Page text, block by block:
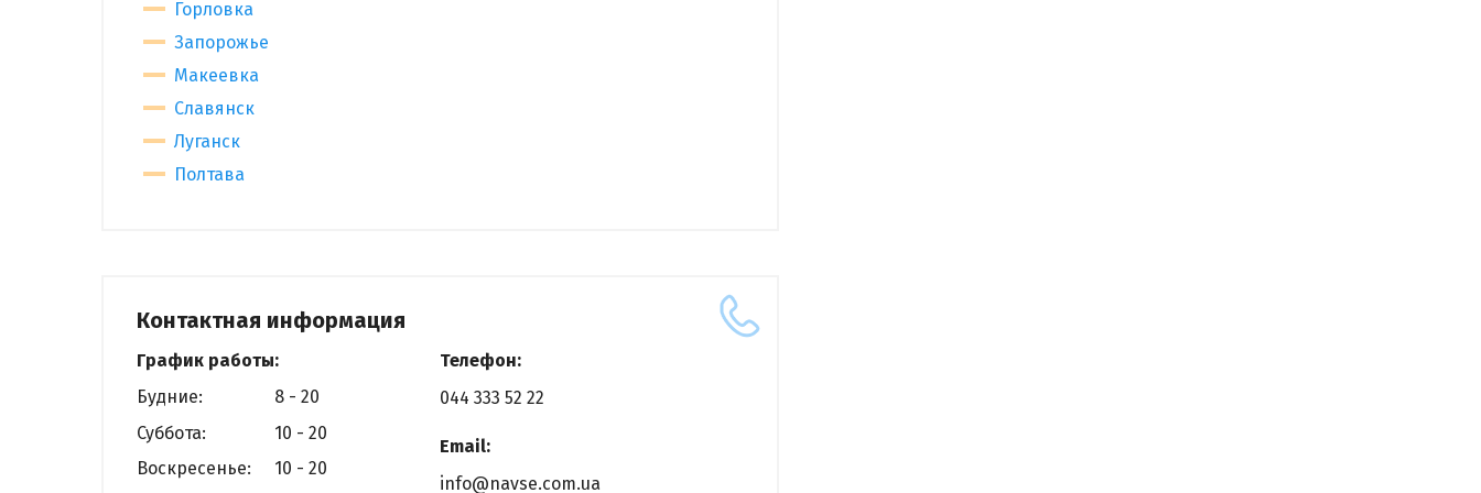
Горловка
Запорожье
Макеевка
Славянск
Луганск
Полтава
Контактная информация
График работы:
Будние:
8 - 20
Суббота:
10 - 20
Воскресенье:
10 - 20
Телефон:
044 333 52 22
Email:
info@navse.com.ua